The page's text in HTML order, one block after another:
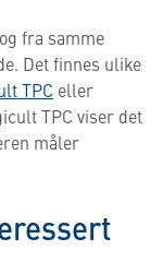
fra samme
Det finnes ulike
TPC eller
TPC viser det
måler